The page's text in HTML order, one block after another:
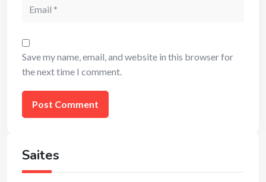
Save my name, email, and website in this browser for
the next time I comment.
Saites